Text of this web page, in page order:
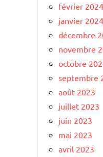
février 2024
janvier 2024
décembre
novembre
octobre
septembre
août 2023
juillet 2023
juin 2023
mai 2023
avril 2023